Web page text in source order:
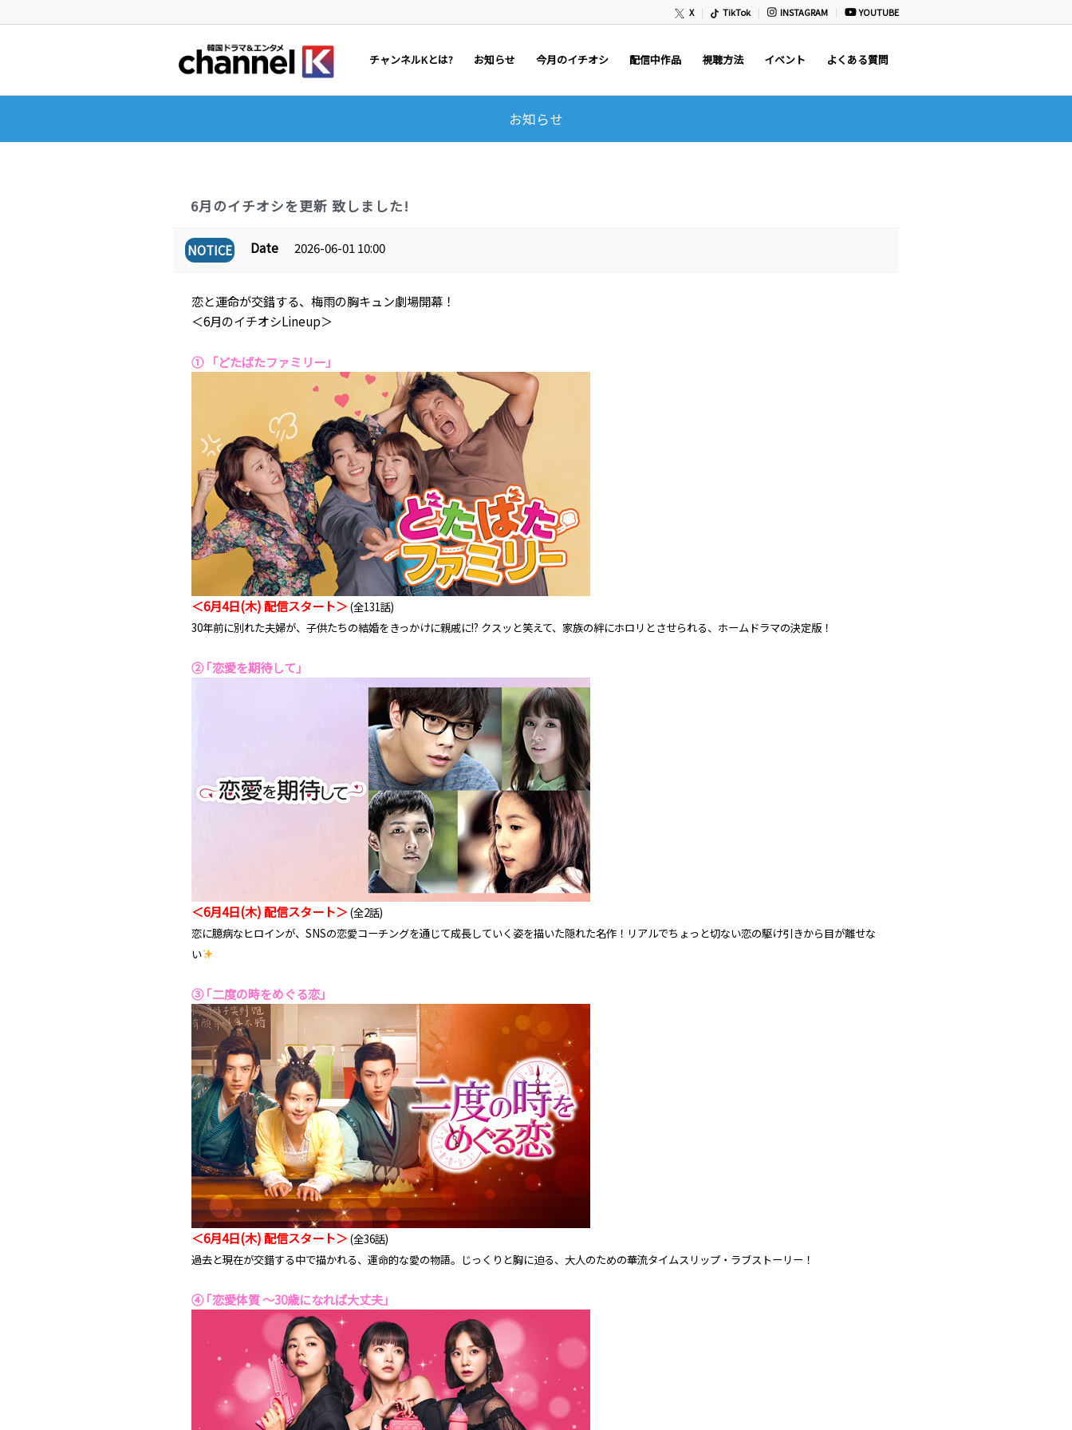
X TikTok INSTAGRAM YOUTUBE
チャンネルKとは? お知らせ 今月のイチオシ 配信中作品 視聴方法 イベント よくある質問
お知らせ
6月のイチオシを更新 致しました!
NOTICE Date 2026-06-01 10:00
恋と運命が交錯する、梅雨の胸キュン劇場開幕！
＜6月のイチオシLineup＞
① 「どたばたファミリー」
＜6月4日(木) 配信スタート＞ (全131話)
30年前に別れた夫婦が、子供たちの結婚をきっかけに親戚に!? クスッと笑えて、家族の絆にホロリとさせられる、ホームドラマの決定版！
② ｢恋愛を期待して｣
＜6月4日(木) 配信スタート＞ (全2話)
恋に臆病なヒロインが、SNSの恋愛コーチングを通じて成長していく姿を描いた隠れた名作！リアルでちょっと切ない恋の駆け引きから目が離せな
い
③ ｢二度の時をめぐる恋｣
＜6月4日(木) 配信スタート＞ (全36話)
過去と現在が交錯する中で描かれる、運命的な愛の物語。じっくりと胸に迫る、大人のための華流タイムスリップ・ラブストーリー！
④ ｢恋愛体質 ～30歳になれば大丈夫｣